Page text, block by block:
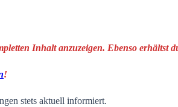
Inhalt anzuzeigen. Ebenso
!
stets aktuell informiert.